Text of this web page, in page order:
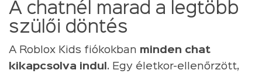
A chatnél marad a legtöbb
szülői döntés
A Roblox Kids fiókokban minden chat
kikapcsolva indul . Egy életkor-ellenőrzött,